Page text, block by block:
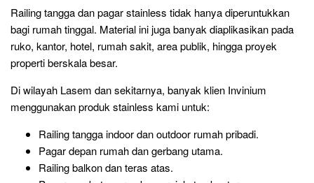
Railing tangga dan pagar stainless tidak hanya diperuntukkan
bagi rumah tinggal. Material ini juga banyak diaplikasikan pada
ruko, kantor, hotel, rumah sakit, area publik, hingga proyek
properti berskala besar.
Di wilayah Lasem dan sekitarnya, banyak klien Invinium
menggunakan produk stainless kami untuk:
Railing tangga indoor dan outdoor rumah pribadi.
Pagar depan rumah dan gerbang utama.
Railing balkon dan teras atas.